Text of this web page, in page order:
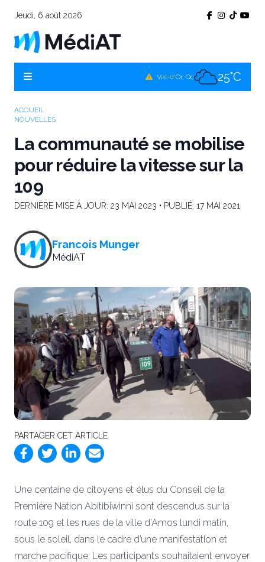
Jeudi, 6 août 2026
Val-d'Or, Qc 25°C
ACCUEIL
NOUVELLES
La communauté se mobilise
pour réduire la vitesse sur la
109
DERNIÈRE MISE À JOUR: 23 MAI 2023 • PUBLIÉ: 17 MAI 2021
Francois Munger
MédiAT
PARTAGER CET ARTICLE
Une centaine de citoyens et élus du Conseil de la
Première Nation Abitibiwinni sont descendus sur la
route 109 et les rues de la ville d’Amos lundi matin,
sous le soleil, dans le cadre d’une manifestation et
marche pacifique. Les participants souhaitaient envoyer